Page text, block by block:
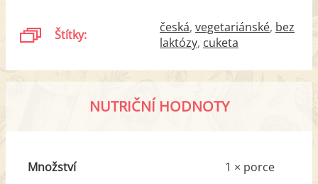
Štítky: česká vegetariánské bez
laktózy cuketa
NUTRIČNÍ HODNOTY
Množství 1 × porce